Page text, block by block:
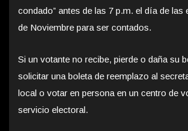
condado” antes de las 7 p.m. el día de las
de Noviembre para ser contados.
Si un votante no recibe, pierde o daña su
solicitar una boleta de reemplazo al
local o votar en persona en un centro de
servicio electoral.